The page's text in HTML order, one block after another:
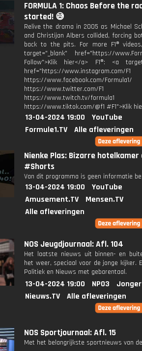
FORMULA 1: Chaos Before the
started! 😅
Relive the drama in 2005 as Michael
and Christijan Albers collided, forcing
back to the pits. For more F1®
target="_blank" href="https://
Follow">Klik hier</a> F1®: <a
href="https://www.instagram.com/F1
https://www.facebook.com/Formula1/
https://www.twitter.com/F1
https://www.twitch.tv/formula1
https://www.tiktok.com/@f1 #F1">Klik
13-04-2024 19:00
YouTube
Formule1.TV
Alle afleveringen
Nienke Plas: Bizarre hotelkamer
#Shorts
Van dit programma is geen informatie
13-04-2024 19:00
YouTube
Amusement.TV
Mensen.TV
Alle afleveringen
NOS Jeugdjournaal: Afl. 104
Het laatste nieuws uit binnen- en
het weer, speciaal voor de jonge kijker.
Politiek en Nieuws met gebarentaal.
13-04-2024 19:00 NPO3
Nieuws.TV
Alle afleveringen
NOS Sportjournaal: Afl. 15
Met het belangrijkste sportnieuws van